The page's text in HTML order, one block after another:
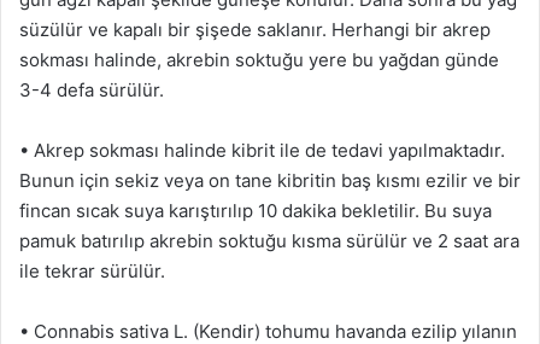
süzülür ve kapalı bir şişede saklanır. Herhangi bir akrep
sokması halinde, akrebin soktuğu yere bu yağdan günde
3-4 defa sürülür.
• Akrep sokması halinde kibrit ile de tedavi yapılmaktadır.
Bunun için sekiz veya on tane kibritin baş kısmı ezilir ve bir
fincan sıcak suya karıştırılıp 10 dakika bekletilir. Bu suya
pamuk batırılıp akrebin soktuğu kısma sürülür ve 2 saat ara
ile tekrar sürülür.
• Connabis sativa L. (Kendir) tohumu havanda ezilip yılanın